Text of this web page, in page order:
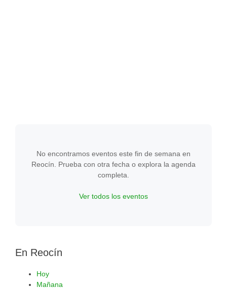
No encontramos eventos este fin de semana en
Reocín. Prueba con otra fecha o explora la agenda
completa.
Ver todos los eventos
En Reocín
Hoy
Mañana